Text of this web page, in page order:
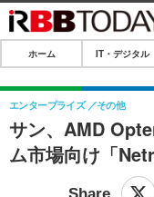
ホーム
IT・デジタル
IT・デジタルTOP
ネタ
SPEED TEST
ホーム IT・デジタル
サン、AMD
ム市場向け「
エンタープライズ その他